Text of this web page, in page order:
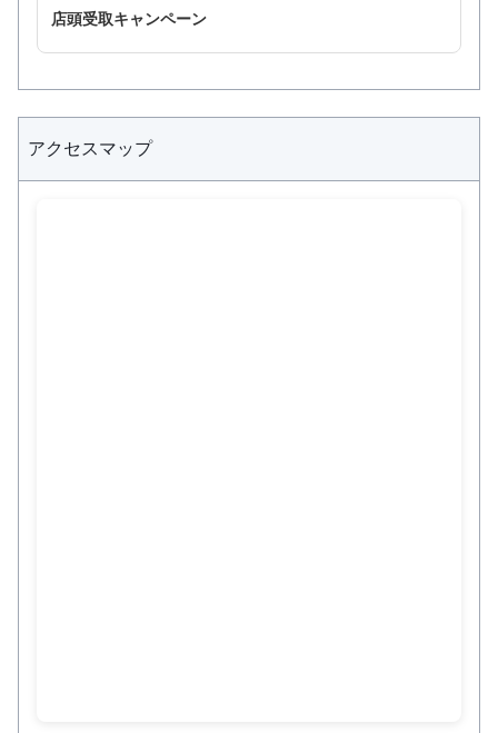
店頭受取キャンペーン
アクセスマップ